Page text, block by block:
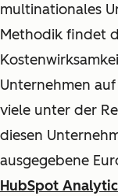
multinationales
Methodik findet
Unternehmen
viele unter der
diesen
ausgegebene
HubSpot